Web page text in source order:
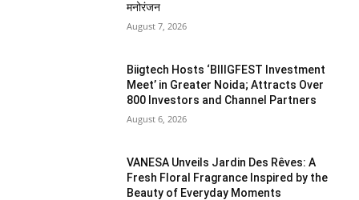
मनोरंजन
August 7, 2026
Biigtech Hosts ‘BIIIGFEST Investment
Meet’ in Greater Noida; Attracts Over
800 Investors and Channel Partners
August 6, 2026
VANESA Unveils Jardin Des Rêves: A
Fresh Floral Fragrance Inspired by the
Beauty of Everyday Moments